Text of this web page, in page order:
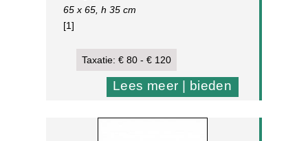
65 x 65, h 35 cm
[1]
Taxatie: € 80 - € 120
Lees meer | bieden